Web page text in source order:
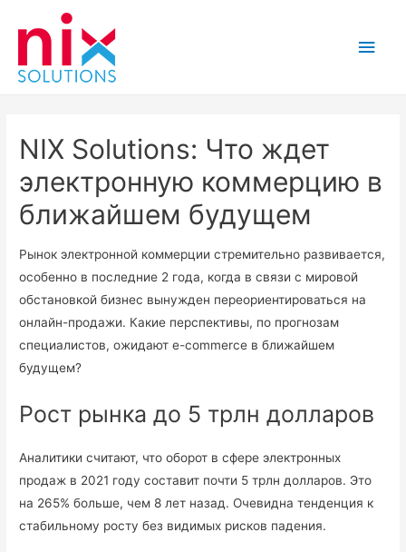
Main
NIX Solutions: Что ждет
электронную коммерцию в
ближайшем будущем
Рынок электронной коммерции стремительно развивается,
особенно в последние 2 года, когда в связи с мировой
обстановкой бизнес вынужден переориентироваться на
онлайн-продажи. Какие перспективы, по прогнозам
специалистов, ожидают e-commerce в ближайшем
будущем?
Рост рынка до 5 трлн долларов
Аналитики считают, что оборот в сфере электронных
продаж в 2021 году составит почти 5 трлн долларов. Это
на 265% больше, чем 8 лет назад. Очевидна тенденция к
стабильному росту без видимых рисков падения.